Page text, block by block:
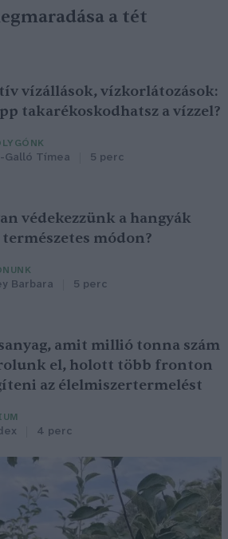
a tét
vízállások, vízkorlátozások:
takarékoskodhatsz a vízzel?
Galló Tímea 5 perc
védekezzünk a hangyák
módon?
Barbara 5 perc
amit millió tonna szám
el, holott több fronton
az élelmiszertermelést
4 perc